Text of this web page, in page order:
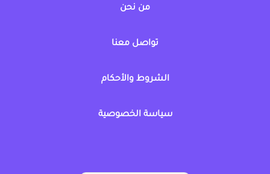
من نحن
تواصل معنا
الشروط والأحكام
سياسة الخصوصية